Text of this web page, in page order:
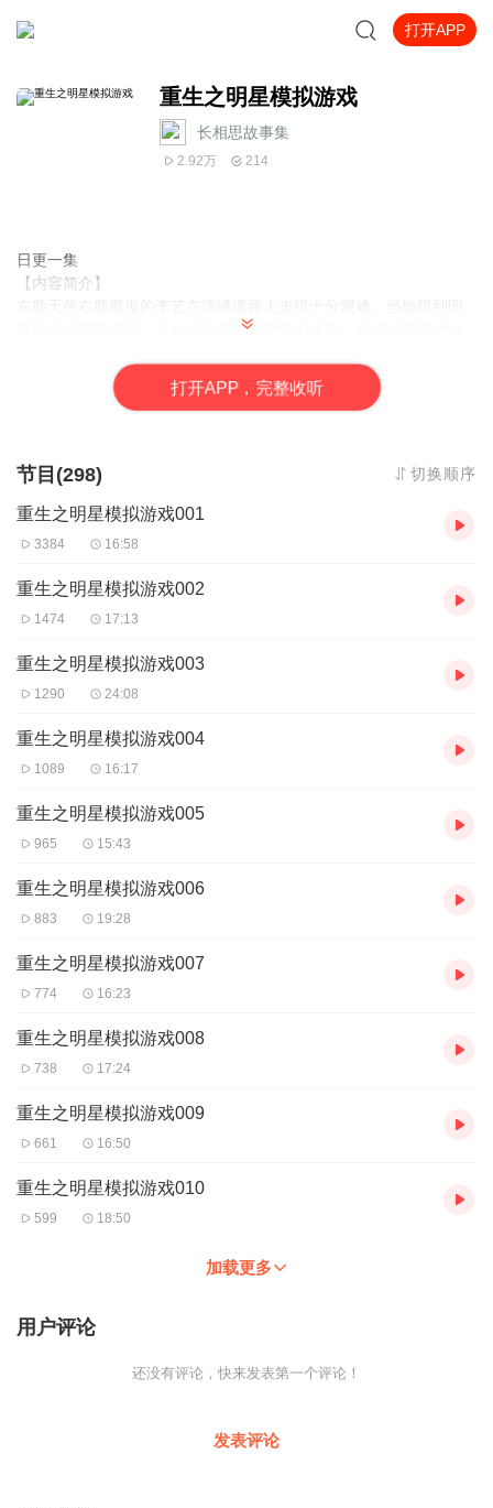
打开APP
重生之明星模拟游戏
长相思故事集
2.92万 214
日更一集
【内容简介】
星志愿模拟游戏器，让她得到了死后重生的感觉。模拟游戏器把她
拥有了明星志愿的游戏系统的支持。看她怎样在演艺圈越走越远，
成为首个华人中首位奥斯卡影后。
作者：感觉Feel ，网络小说作家。
【购买须知】
听，可下载重复收听。
2、版权归原作者所有，严禁翻录成任何形式，严禁在任何第三方平
3、如在充值／购买环节遇到问题，您可通过页面右上方按钮，将页
面分享至微信内使用微信支付完成购买。
4、在购买过程中，如果您有任何问题，可以按以下步骤咨询在线客
第一步：您可在喜马拉雅APP【账号】-【帮助与反馈】”中咨询在线
客服
费精品】公众号，通过下方菜单栏里咨询在线客服
第三步：如果在线客服都未取得联系，也可拨打客服电话：400-
打开APP，完整收听
节目(298) 切换顺序
重生之明星模拟游戏001
3384 16:58
重生之明星模拟游戏002
1474 17:13
重生之明星模拟游戏003
1290 24:08
重生之明星模拟游戏004
1089 16:17
重生之明星模拟游戏005
965 15:43
重生之明星模拟游戏006
883 19:28
重生之明星模拟游戏007
774 16:23
重生之明星模拟游戏008
738 17:24
重生之明星模拟游戏009
661 16:50
重生之明星模拟游戏010
599 18:50
加载更多
用户评论
还没有评论，快来发表第一个评论！
发表评论